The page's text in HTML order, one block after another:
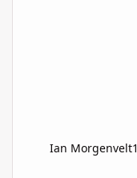
Ian Morgenvelt